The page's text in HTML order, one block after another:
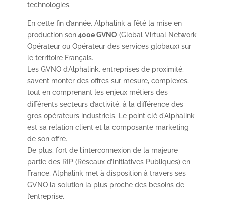
technologies.
En cette fin d’année, Alphalink a fêté la mise en
production son400e GVNO (Global Virtual Network
Opérateur ou Opérateur des services globaux) sur
le territoire Français.
Les GVNO d’Alphalink, entreprises de proximité,
savent monter des offres sur mesure, complexes,
tout en comprenant les enjeux métiers des
différents secteurs d’activité, à la différence des
gros opérateurs industriels. Le point clé d’Alphalink
est sa relation client et la composante marketing
de son offre.
De plus, fort de l’interconnexion de la majeure
partie des RIP (Réseaux d’Initiatives Publiques) en
France, Alphalink met à disposition à travers ses
GVNO la solution la plus proche des besoins de
l’entreprise.